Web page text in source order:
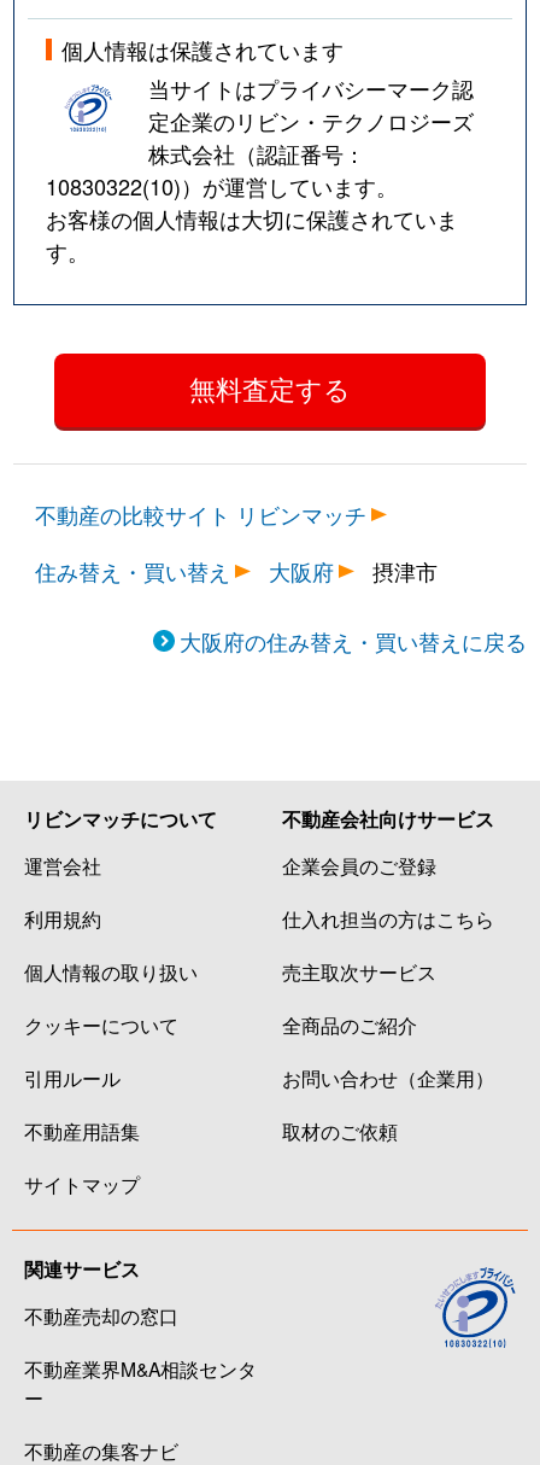
個人情報は保護されています
当サイトはプライバシーマーク認
定企業のリビン・テクノロジーズ
株式会社（認証番号：
10830322(10)）が運営しています。
お客様の個人情報は大切に保護されていま
す。
不動産の比較サイト リビンマッチ
住み替え・買い替え
大阪府 摂津市
大阪府の住み替え・買い替えに戻る
リビンマッチについて
運営会社
利用規約
個人情報の取り扱い
クッキーについて
引用ルール
不動産用語集
サイトマップ
不動産会社向けサービス
企業会員のご登録
仕入れ担当の方はこちら
売主取次サービス
全商品のご紹介
お問い合わせ（企業用）
取材のご依頼
関連サービス
不動産売却の窓口
不動産業界M&A相談センタ
ー
不動産の集客ナビ